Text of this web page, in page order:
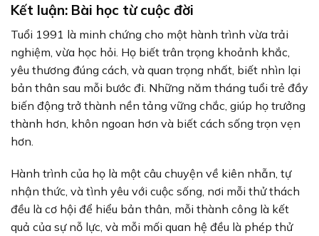
Kết luận: Bài học từ cuộc đời
Tuổi 1991 là minh chứng cho một hành trình vừa trải
nghiệm, vừa học hỏi. Họ biết trân trọng khoảnh khắc,
yêu thương đúng cách, và quan trọng nhất, biết nhìn lại
bản thân sau mỗi bước đi. Những năm tháng tuổi trẻ đầy
biến động trở thành nền tảng vững chắc, giúp họ trưởng
thành hơn, khôn ngoan hơn và biết cách sống trọn vẹn
hơn.
Hành trình của họ là một câu chuyện về kiên nhẫn, tự
nhận thức, và tình yêu với cuộc sống, nơi mỗi thử thách
đều là cơ hội để hiểu bản thân, mỗi thành công là kết
quả của sự nỗ lực, và mỗi mối quan hệ đều là phép thử